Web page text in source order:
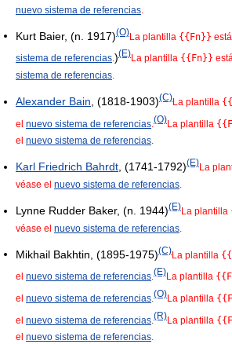
nuevo sistema de referencias
Kurt Baier, (n. 1917)(O)La plantilla {{Fn}}
sistema de referencias.)(E)La plantilla {{Fn}}
sistema de referencias.
Alexander Bain , (1818-1903)(C)La plantilla
el nuevo sistema de referencias (O)La plantilla
el nuevo sistema de referencias.
Karl Friedrich Bahrdt , (1741-1792)(E)La
véase el nuevo sistema de referencias.
Lynne Rudder Baker, (n. 1944)(E)La plantilla
véase el nuevo sistema de referencias
Mikhail Bakhtin, (1895-1975)(C)La plantilla
el nuevo sistema de referencias.(E)La plantilla
el nuevo sistema de referencias (O)La plantilla
el nuevo sistema de referencias (R)La plantilla
el nuevo sistema de referencias.